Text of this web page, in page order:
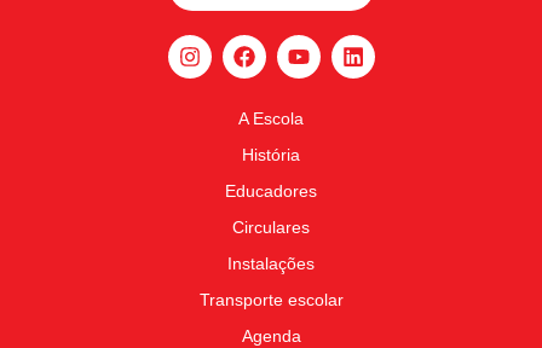
A Escola
História
Educadores
Circulares
Instalações
Transporte escolar
Agenda